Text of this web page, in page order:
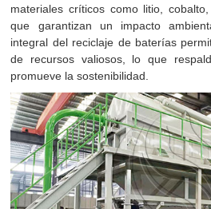
materiales críticos como litio,
que garantizan un impacto
integral del reciclaje de baterías
de recursos valiosos, lo que
promueve la sostenibilidad.